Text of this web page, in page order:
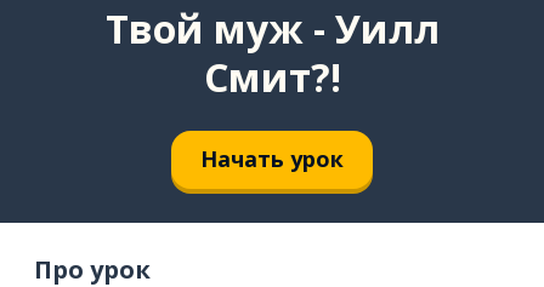
Твой муж - Уилл
Смит?!
Начать урок
Про урок